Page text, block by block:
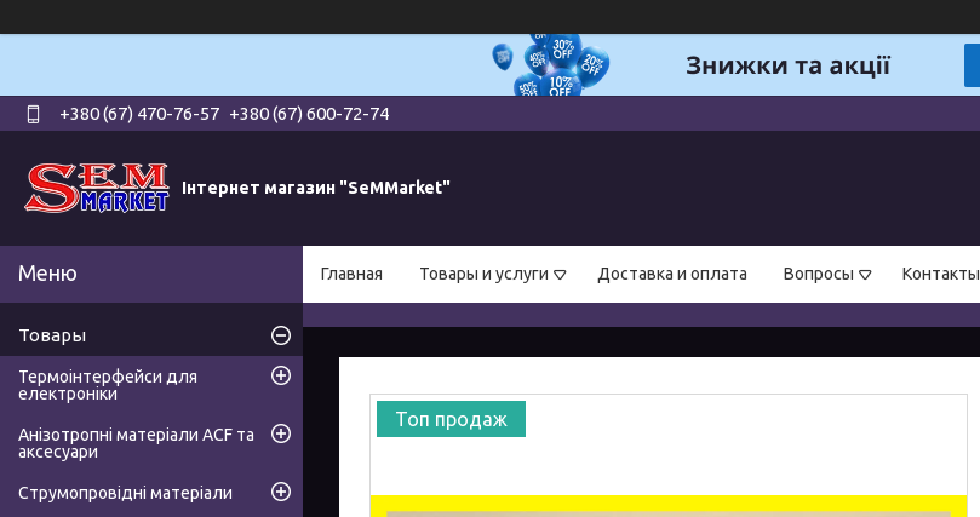
+380 (67) 470-76-57 +380 (67) 600-72-74
Інтернет магазин "SeMMarket"
Главная Товары и услуги Доставка и оплата Вопросы Контакты
Топ продаж
Товары
Термоінтерфейси для
електроніки
Анізотропні матеріали ACF та
аксесуари
Струмопровідні матеріали